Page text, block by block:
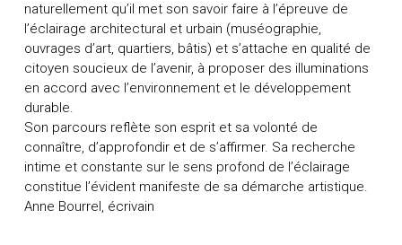
naturellement qu’il met son savoir faire à l’épreuve de
l’éclairage architectural et urbain (muséographie,
ouvrages d’art, quartiers, bâtis) et s’attache en qualité de
citoyen soucieux de l’avenir, à proposer des illuminations
en accord avec l’environnement et le développement
durable.
Son parcours reflète son esprit et sa volonté de
connaître, d’approfondir et de s’affirmer. Sa recherche
intime et constante sur le sens profond de l’éclairage
constitue l’évident manifeste de sa démarche artistique.
Anne Bourrel, écrivain